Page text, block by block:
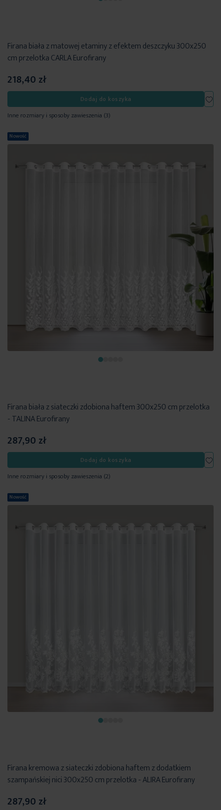
Firana biała z matowej etaminy z efektem deszczyku 300x250
cm przelotka CARLA Eurofirany
218,40 zł
Dodaj do koszyka
Inne rozmiary i sposoby zawieszenia (3)
Nowość
Firana biała z siateczki zdobiona haftem 300x250 cm przelotka
- TALINA Eurofirany
287,90 zł
Dodaj do koszyka
Inne rozmiary i sposoby zawieszenia (2)
Nowość
Firana kremowa z siateczki zdobiona haftem z dodatkiem
szampańskiej nici 300x250 cm przelotka - ALIRA Eurofirany
287,90 zł